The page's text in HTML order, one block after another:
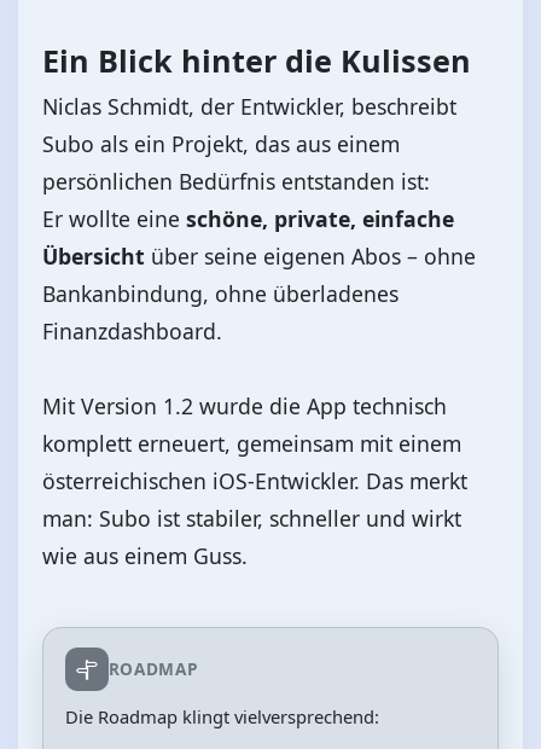
Ein Blick hinter die Kulissen
Niclas Schmidt, der Entwickler, beschreibt
Subo als ein Projekt, das aus einem
persönlichen Bedürfnis entstanden ist:
Er wollte eine schöne, private, einfache
Übersicht über seine eigenen Abos – ohne
Bankanbindung, ohne überladenes
Finanzdashboard.
Mit Version 1.2 wurde die App technisch
komplett erneuert, gemeinsam mit einem
österreichischen iOS‑Entwickler. Das merkt
man: Subo ist stabiler, schneller und wirkt
wie aus einem Guss.
ROADMAP
Die Roadmap klingt vielversprechend: